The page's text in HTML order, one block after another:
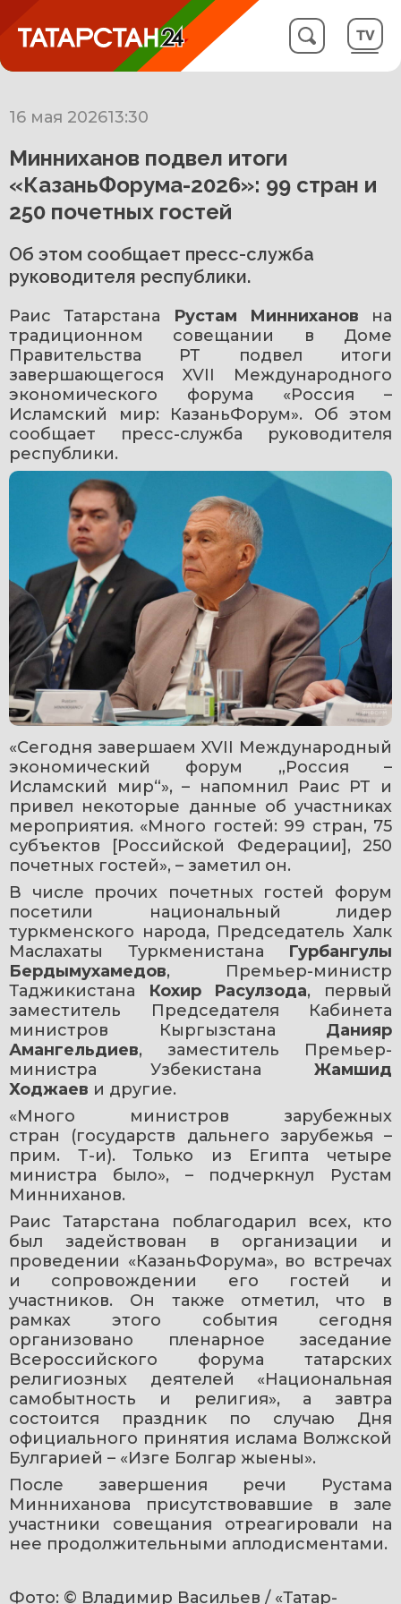
16 мая 202613:30
Минниханов подвел итоги
«КазаньФорума-2026»: 99 стран и
250 почетных гостей
Об этом сообщает пресс-служба
руководителя республики.
Раис Татарстана Рустам Минниханов на
традиционном совещании в Доме
Правительства РТ подвел итоги
завершающегося XVII Международного
экономического форума «Россия –
Исламский мир: КазаньФорум». Об этом
сообщает пресс-служба руководителя
республики.
«Сегодня завершаем XVII Международный
экономический форум „Россия –
Исламский мир“», – напомнил Раис РТ и
привел некоторые данные об участниках
мероприятия. «Много гостей: 99 стран, 75
субъектов [Российской Федерации], 250
почетных гостей», – заметил он.
В числе прочих почетных гостей форум
посетили национальный лидер
туркменского народа, Председатель Халк
Маслахаты Туркменистана Гурбангулы
Бердымухамедов, Премьер-министр
Таджикистана
Кохир Расулзода, первый
заместитель Председателя Кабинета
министров Кыргызстана Данияр
Амангельдиев, заместитель Премьер-
министра Узбекистана Жамшид
Ходжаев и другие.
«Много министров зарубежных
стран (государств дальнего зарубежья –
прим. Т-и). Только из Египта четыре
министра было», – подчеркнул Рустам
Минниханов.
Раис Татарстана поблагодарил всех, кто
был задействован в организации и
проведении «КазаньФорума», во встречах
и сопровождении его гостей и
участников. Он также отметил, что в
рамках этого события сегодня
организовано пленарное заседание
Всероссийского форума татарских
религиозных деятелей «Национальная
самобытность и религия», а завтра
состоится праздник по случаю Дня
официального принятия ислама Волжской
Булгарией – «Изге Болгар жыены».
После завершения речи Рустама
Минниханова присутствовавшие в зале
участники совещания отреагировали на
нее продолжительными аплодисментами.
Фото: © Владимир Васильев / «Татар-